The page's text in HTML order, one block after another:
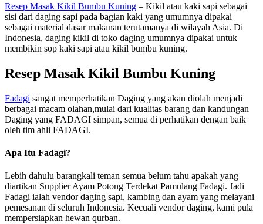
Resep Masak Kikil Bumbu Kuning – Kikil atau kaki sapi sebagai
sisi dari daging sapi pada bagian kaki yang umumnya dipakai
sebagai material dasar makanan terutamanya di wilayah Asia. Di
Indonesia, daging kikil di toko daging umumnya dipakai untuk
membikin sop kaki sapi atau kikil bumbu kuning.
Resep Masak Kikil Bumbu Kuning
Fadagi sangat memperhatikan Daging yang akan diolah menjadi
berbagai macam olahan,mulai dari kualitas barang dan kandungan
Daging yang FADAGI simpan, semua di perhatikan dengan baik
oleh tim ahli FADAGI.
Apa Itu Fadagi?
Lebih dahulu barangkali teman semua belum tahu apakah yang
diartikan Supplier Ayam Potong Terdekat Pamulang Fadagi. Jadi
Fadagi ialah vendor daging sapi, kambing dan ayam yang melayani
pemesanan di seluruh Indonesia. Kecuali vendor daging, kami pula
mempersiapkan hewan qurban.